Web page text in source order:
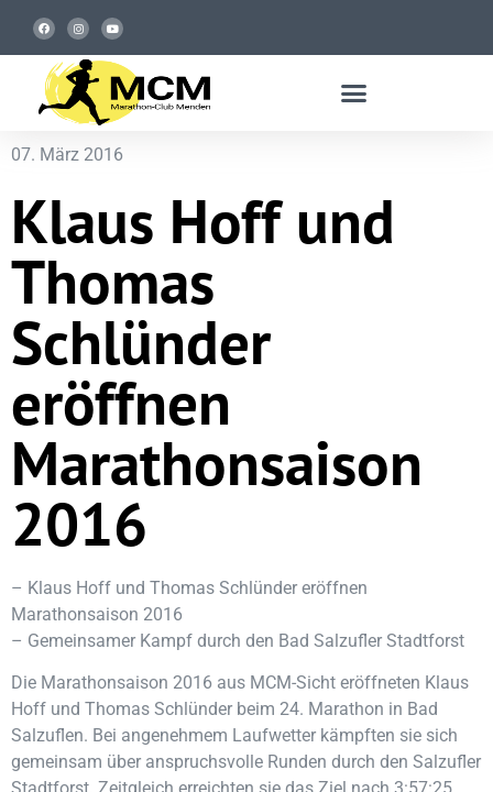
07. März 2016
Klaus Hoff und
Thomas
Schlünder
eröffnen
Marathonsaison
2016
– Klaus Hoff und Thomas Schlünder eröffnen
Marathonsaison 2016
– Gemeinsamer Kampf durch den Bad Salzufler Stadtforst
Die Marathonsaison 2016 aus MCM-Sicht eröffneten Klaus
Hoff und Thomas Schlünder beim 24. Marathon in Bad
Salzuflen. Bei angenehmem Laufwetter kämpften sie sich
gemeinsam über anspruchsvolle Runden durch den Salzufler